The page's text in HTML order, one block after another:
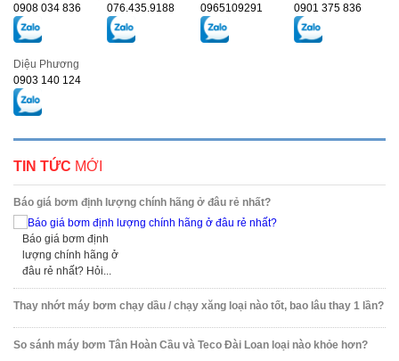
0908 034 836
076.435.9188
0965109291
0901 375 836
Diệu Phương
0903 140 124
TIN TỨC MỚI
Báo giá bơm định lượng chính hãng ở đâu rẻ nhất?
Báo giá bơm định
lượng chính hãng ở
đâu rẻ nhất? Hỏi...
Thay nhớt máy bơm chạy dầu / chạy xăng loại nào tốt, bao lâu thay 1 lần?
So sánh máy bơm Tân Hoàn Cầu và Teco Đài Loan loại nào khỏe hơn?